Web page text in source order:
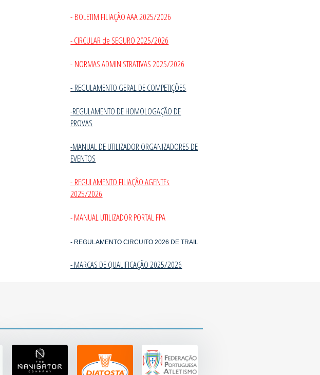
- BOLETIM FILIAÇÃO AAA 2025/2026
- CIRCULAR de SEGURO 2025/2026
- NORMAS ADMINISTRATIVAS 2025/2026
- REGULAMENTO GERAL DE COMPETIÇÕES
-REGULAMENTO DE HOMOLOGAÇÃO DE
PROVAS
-MANUAL DE UTILIZADOR ORGANIZADORES DE
EVENTOS
- REGULAMENTO FILIAÇÃO AGENTEs
2025/2026
- MANUAL UTILIZADOR PORTAL FPA
- REGULAMENTO CIRCUITO 2026 DE TRAIL
- MARCAS DE QUALIFICAÇÃO 2025/2026